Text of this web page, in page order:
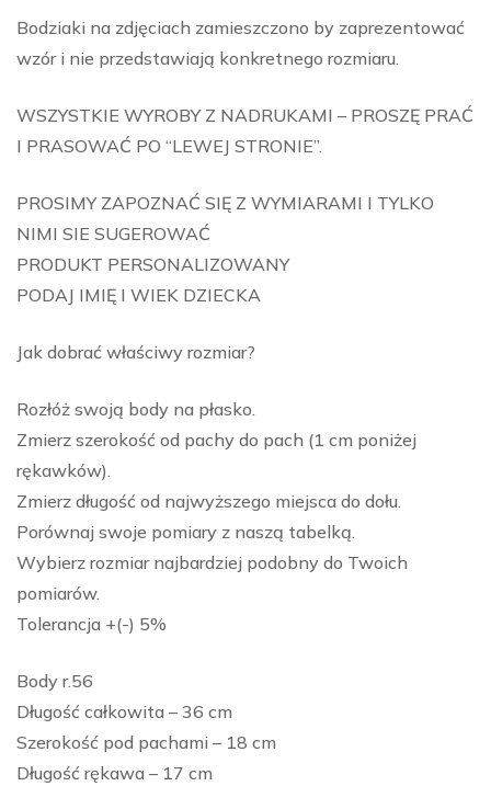
Bodziaki na zdjęciach zamieszczono by zaprezentować
wzór i nie przedstawiają konkretnego rozmiaru.
WSZYSTKIE WYROBY Z NADRUKAMI – PROSZĘ PRAĆ
I PRASOWAĆ PO “LEWEJ STRONIE”.
PROSIMY ZAPOZNAĆ SIĘ Z WYMIARAMI I TYLKO
NIMI SIE SUGEROWAĆ
PRODUKT PERSONALIZOWANY
PODAJ IMIĘ I WIEK DZIECKA
Jak dobrać właściwy rozmiar?
Rozłóż swoją body na płasko.
Zmierz szerokość od pachy do pach (1 cm poniżej
rękawków).
Zmierz długość od najwyższego miejsca do dołu.
Porównaj swoje pomiary z naszą tabelką.
Wybierz rozmiar najbardziej podobny do Twoich
pomiarów.
Tolerancja +(-) 5%
Body r.56
Długość całkowita – 36 cm
Szerokość pod pachami – 18 cm
Długość rękawa – 17 cm